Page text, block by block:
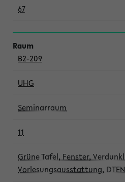
67
B2-209
UHG
Seminarraum
11
Grüne Tafel, Fenster,
Vorlesungsausstattung,